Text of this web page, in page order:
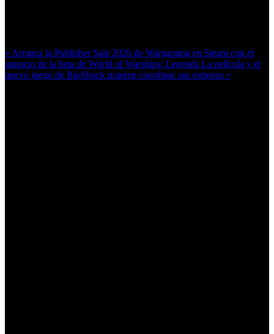
« Arranca la Publisher Sale 2026 de Wargaming en Steam con el
anuncio de la beta de World of Warships: Legends La película y el
nuevo juego de BioShock quieren coordinar sus estrenos »